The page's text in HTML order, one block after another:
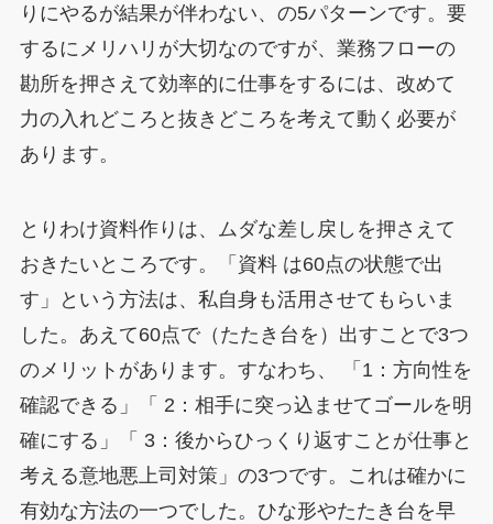
りにやるが結果が伴わない、の5パターンです。要
するにメリハリが大切なのですが、業務フローの
勘所を押さえて効率的に仕事をするには、改めて
力の入れどころと抜きどころを考えて動く必要が
あります。
とりわけ資料作りは、ムダな差し戻しを押さえて
おきたいところです。「資料 は60点の状態で出
す」という方法は、私自身も活用させてもらいま
した。あえて60点で（たたき台を）出すことで3つ
のメリットがあります。すなわち、 「1：方向性を
確認できる」「 2：相手に突っ込ませてゴールを明
確にする」「 3：後からひっくり返すことが仕事と
考える意地悪上司対策」の3つです。これは確かに
有効な方法の一つでした。ひな形やたたき台を早